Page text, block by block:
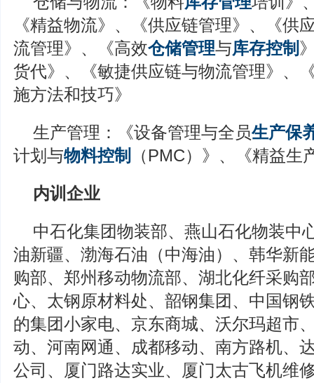
《精益物流》、《供应链管理》、《供
流管理》、《高效仓储管理与库存控制
货代》、《敏捷供应链与物流管理》、
施方法和技巧》
生产管理：《设备管理与全员生产保
计划与物料控制 （PMC）》、《精益生
内训企业
中石化集团物装部、燕山石化物装中
油新疆、渤海石油（中海油）、韩华新
购部、郑州移动物流部、湖北化纤采购
心、太钢原材料处、韶钢集团、中国钢
的集团小家电、京东商城、沃尔玛超市
动、河南网通、成都移动、南方路机、
公司、厦门路达实业、厦门太古飞机维